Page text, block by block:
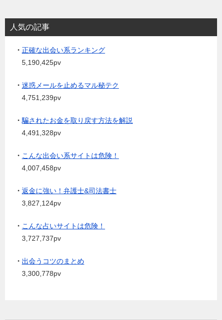
人気の記事
・ 正確な出会い系ランキング
5,190,425pv
・ 迷惑メールを止めるマル秘テク
4,751,239pv
・ 騙されたお金を取り戻す方法を解説
4,491,328pv
・ こんな出会い系サイトは危険！
4,007,458pv
・ 返金に強い！弁護士&司法書士
3,827,124pv
・ こんな占いサイトは危険！
3,727,737pv
・ 出会うコツのまとめ
3,300,778pv